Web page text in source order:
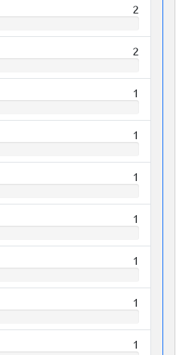
2
2
1
1
1
1
1
1
1